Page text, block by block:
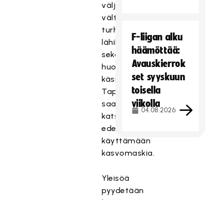
väljästi,
välttämään
turhia
lähikontakteja
sekä
huolehtimaan
käsihygieniasta.
Tapahtumaan
saapuvia
katsojia
edellytetään
käyttämään
kasvomaskia.
Yleisöä
pyydetään
F-liigan alku
häämöttää:
Avauskierrok
set syyskuun
toisella
viikolla
04.08.2026